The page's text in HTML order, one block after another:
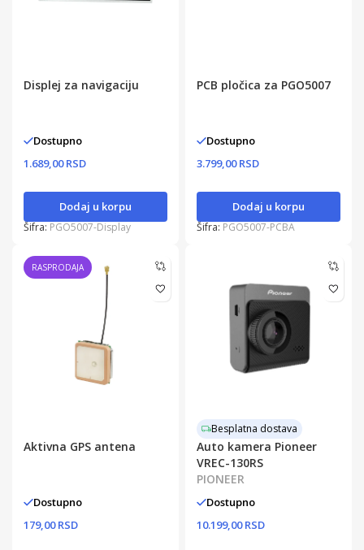
Displej za navigaciju
Dostupno
1.689,00 RSD
Dodaj u korpu
Šifra: PGO5007-Display
PCB pločica za PGO5007
Dostupno
3.799,00 RSD
Dodaj u korpu
Šifra: PGO5007-PCBA
RASPRODAJA
Aktivna GPS antena
Dostupno
179,00 RSD
Besplatna dostava
Auto kamera Pioneer
VREC-130RS
PIONEER
Dostupno
10.199,00 RSD